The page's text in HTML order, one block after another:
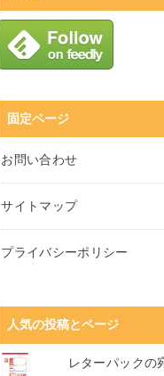
固定ページ
お問い合わせ
サイトマップ
プライバシーポリシー
人気の投稿とページ
レターパックの